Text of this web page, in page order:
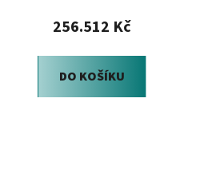
256.512 Kč
DO KOŠÍKU